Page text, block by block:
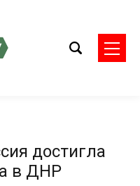
достигла
в ДНР